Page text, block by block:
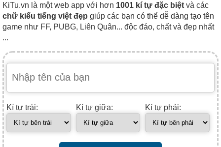
KiTu.vn là một web app với hơn 1001 kí tự đặc biệt và các
chữ kiểu tiếng việt đẹp giúp các bạn có thể dễ dàng tạo tên
game như FF, PUBG, Liên Quân... độc đáo, chất và đẹp nhất
...
Kí tự trái: Kí tự giữa: Kí tự phải: